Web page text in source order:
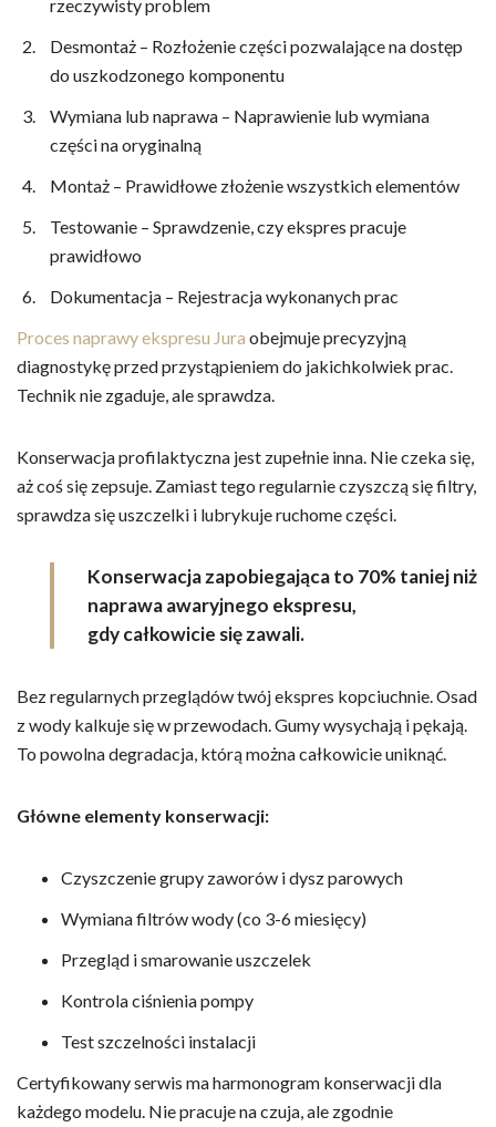
rzeczywisty problem
Desmontaż – Rozłożenie części pozwalające na dostęp
do uszkodzonego komponentu
Wymiana lub naprawa – Naprawienie lub wymiana
części na oryginalną
Montaż – Prawidłowe złożenie wszystkich elementów
Testowanie – Sprawdzenie, czy ekspres pracuje
prawidłowo
Dokumentacja – Rejestracja wykonanych prac
Proces naprawy ekspresu Jura obejmuje precyzyjną
diagnostykę przed przystąpieniem do jakichkolwiek prac.
Technik nie zgaduje, ale sprawdza.
Konserwacja profilaktyczna jest zupełnie inna. Nie czeka się,
aż coś się zepsuje. Zamiast tego regularnie czyszczą się filtry,
sprawdza się uszczelki i lubrykuje ruchome części.
Konserwacja zapobiegająca to 70% taniej niż
naprawa awaryjnego ekspresu,
gdy całkowicie się zawali.
Bez regularnych przeglądów twój ekspres kopciuchnie. Osad
z wody kalkuje się w przewodach. Gumy wysychają i pękają.
To powolna degradacja, którą można całkowicie uniknąć.
Główne elementy konserwacji:
Czyszczenie grupy zaworów i dysz parowych
Wymiana filtrów wody (co 3-6 miesięcy)
Przegląd i smarowanie uszczelek
Kontrola ciśnienia pompy
Test szczelności instalacji
Certyfikowany serwis ma harmonogram konserwacji dla
każdego modelu. Nie pracuje na czuja, ale zgodnie